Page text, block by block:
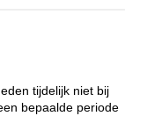
tijdelijk niet bij
bepaalde periode